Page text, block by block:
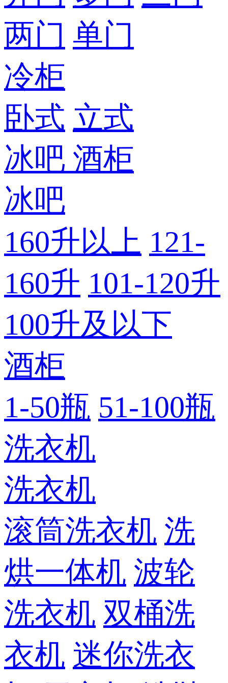
两门 单门
冷柜
卧式 立式
冰吧 酒柜
冰吧
160升以上 121-
160升 101-120升
100升及以下
酒柜
1-50瓶 51-100瓶
洗衣机
洗衣机
滚筒洗衣机 洗
烘一体机 波轮
洗衣机 双桶洗
衣机 迷你洗衣